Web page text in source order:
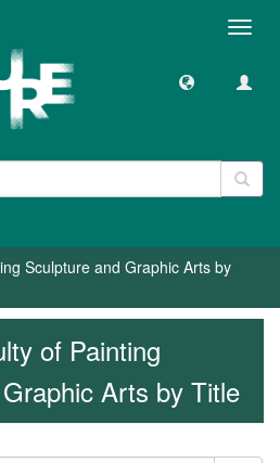
Sculpture and Graphic Arts by
of Painting
Arts by Title